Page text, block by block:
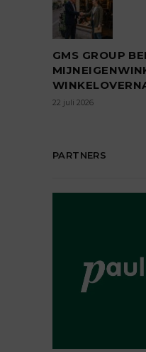
GMS GROUP
22 juli 2026
PARTNERS